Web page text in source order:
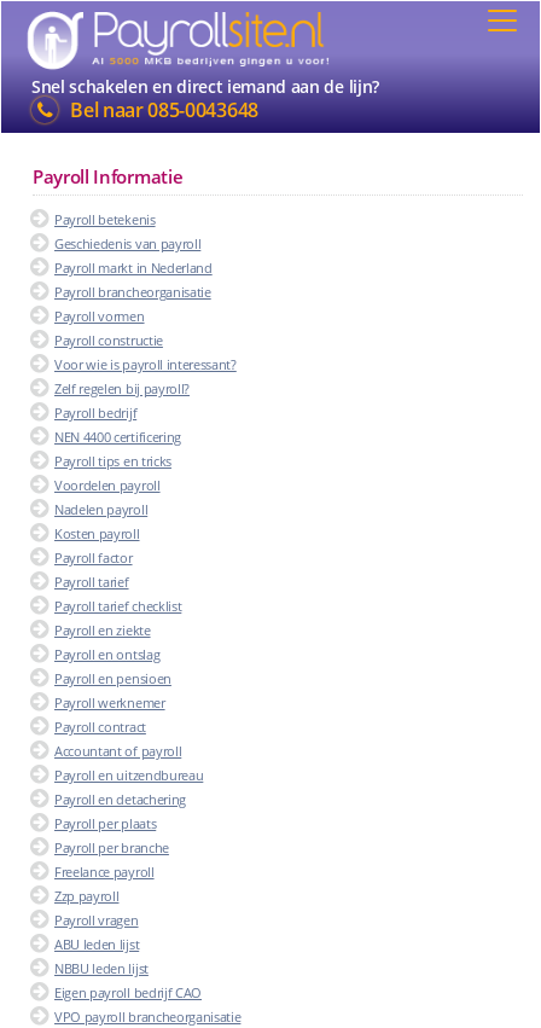
Snel schakelen en direct iemand aan de lijn?
Bel naar085-0043648
Payroll Informatie
Payroll betekenis
Geschiedenis van payroll
Payroll markt in Nederland
Payroll brancheorganisatie
Payroll vormen
Payroll constructie
Voor wie is payroll interessant?
Zelf regelen bij payroll?
Payroll bedrijf
NEN 4400 certificering
Payroll tips en tricks
Voordelen payroll
Nadelen payroll
Kosten payroll
Payroll factor
Payroll tarief
Payroll tarief checklist
Payroll en ziekte
Payroll en ontslag
Payroll en pensioen
Payroll werknemer
Payroll contract
Accountant of payroll
Payroll en uitzendbureau
Payroll en detachering
Payroll per plaats
Payroll per branche
Freelance payroll
Zzp payroll
Payroll vragen
ABU leden lijst
NBBU leden lijst
Eigen payroll bedrijf CAO
VPO payroll brancheorganisatie